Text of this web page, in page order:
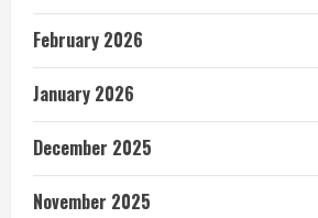
February 2026
January 2026
December 2025
November 2025